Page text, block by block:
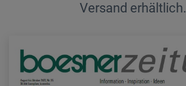
Versand erhältlich.